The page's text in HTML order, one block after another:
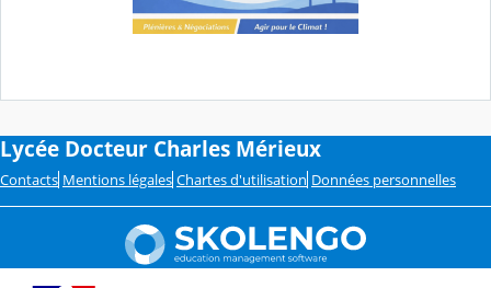
Lycée Docteur Charles Mérieux
Contacts Mentions légales Chartes d'utilisation Données personnelles